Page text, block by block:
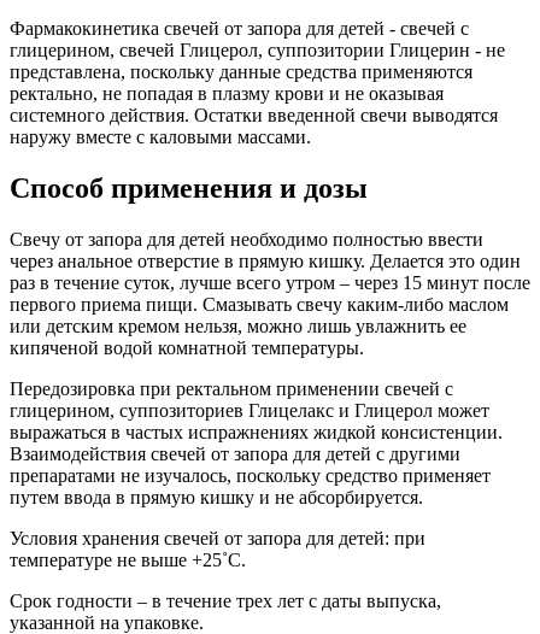
Фармакокинетика свечей от запора для детей - свечей с
глицерином, свечей Глицерол, суппозитории Глицерин - не
представлена, поскольку данные средства применяются
ректально, не попадая в плазму крови и не оказывая
системного действия. Остатки введенной свечи выводятся
наружу вместе с каловыми массами.
Способ применения и дозы
Свечу от запора для детей необходимо полностью ввести
через анальное отверстие в прямую кишку. Делается это один
раз в течение суток, лучше всего утром – через 15 минут после
первого приема пищи. Смазывать свечу каким-либо маслом
или детским кремом нельзя, можно лишь увлажнить ее
кипяченой водой комнатной температуры.
Передозировка при ректальном применении свечей с
глицерином, суппозиториев Глицелакс и Глицерол может
выражаться в частых испражнениях жидкой консистенции.
Взаимодействия свечей от запора для детей с другими
препаратами не изучалось, поскольку средство применяет
путем ввода в прямую кишку и не абсорбируется.
Условия хранения свечей от запора для детей: при
температуре не выше +25˚С.
Срок годности – в течение трех лет с даты выпуска,
указанной на упаковке.